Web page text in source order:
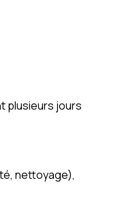
plusieurs jours
nettoyage),